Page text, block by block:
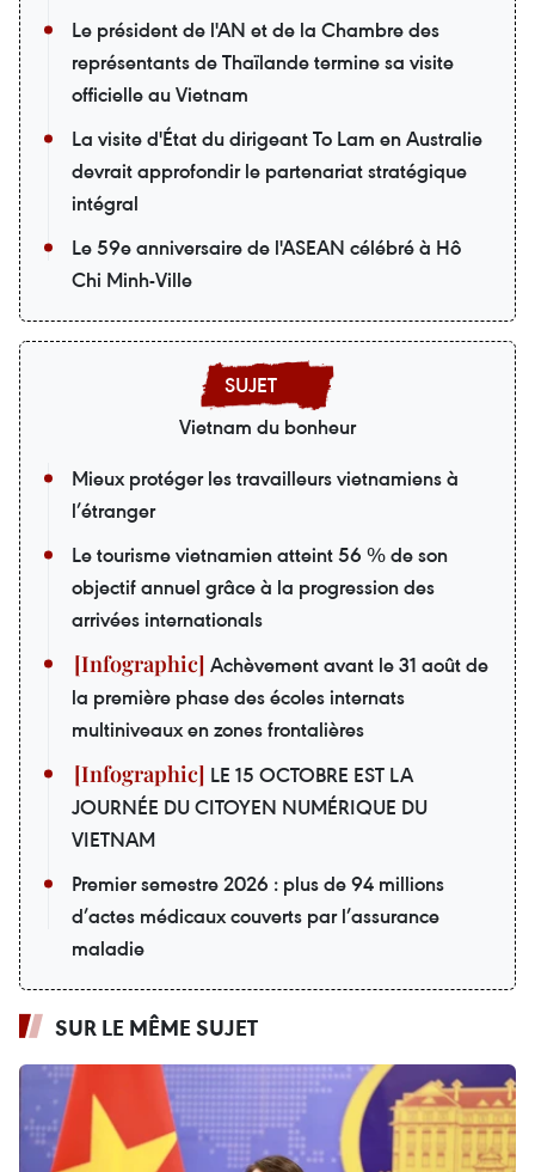
Le président de l'AN et de la Chambre des
représentants de Thaïlande termine sa visite
officielle au Vietnam
La visite d'État du dirigeant To Lam en Australie
devrait approfondir le partenariat stratégique
intégral
Le 59e anniversaire de l'ASEAN célébré à Hô
Chi Minh-Ville
Vietnam du bonheur
Mieux protéger les travailleurs vietnamiens à
l’étranger
Le tourisme vietnamien atteint 56 % de son
objectif annuel grâce à la progression des
arrivées internationals
Achèvement avant le 31 août de
la première phase des écoles internats
multiniveaux en zones frontalières
LE 15 OCTOBRE EST LA
JOURNÉE DU CITOYEN NUMÉRIQUE DU
VIETNAM
Premier semestre 2026 : plus de 94 millions
d’actes médicaux couverts par l’assurance
maladie
SUR LE MÊME SUJET